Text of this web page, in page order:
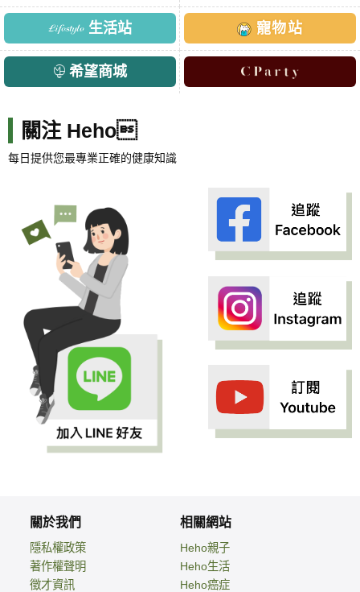
生活站 寵物站
希望商城
關注 Heho
每日提供您最專業正確的健康知識
關於我們
隱私權政策
著作權聲明
徵才資訊
相關網站
Heho親子
Heho生活
Heho癌症